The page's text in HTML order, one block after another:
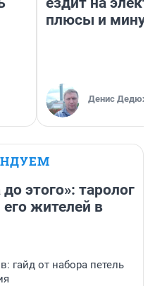
плюсы и
Денис
этого»: таролог
его жителей в
гайд от набора петель